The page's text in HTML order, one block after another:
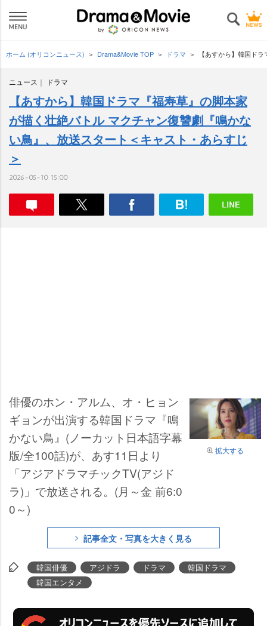
ホーム (オリコンニュース) Drama&Movie TOP ドラマ 【あすから】韓国ド
ニュース ドラマ
【あすから】韓国ドラマ『福寿草』の脚本家
が描く壮絶バトル マクチャン復讐劇『鳴かな
い鳥』、放送スタート＜キャスト・あらすじ
＞
2026-05-10 15:00
拡大する
俳優のホン・アルム、オ・ヒョン
ギョンが出演する韓国ドラマ『鳴
かない鳥』(ノーカット日本語字幕
版/全100話)が、あす11日より
「アジアドラマチックTV(アジド
ラ)」で放送される。(月～金 前6:0
0～)
記事全文・写真を大きく見る
韓国俳優 アジドラ ドラマ
韓国ドラマ
韓国エンタメ